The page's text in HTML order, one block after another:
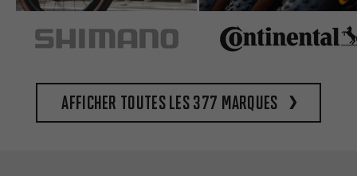
Afficher toutes les 377 marques